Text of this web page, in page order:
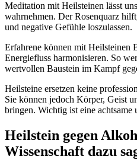
Meditation mit Heilsteinen lässt
wahrnehmen. Der Rosenquarz
und negative Gefühle loszulassen.
Erfahrene können mit Heilsteinen
Energiefluss harmonisieren. So
wertvollen Baustein im Kampf
Heilsteine ersetzen keine
Sie können jedoch Körper, Geist
bringen. Wichtig ist eine
Heilstein gegen
Wissenschaft dazu